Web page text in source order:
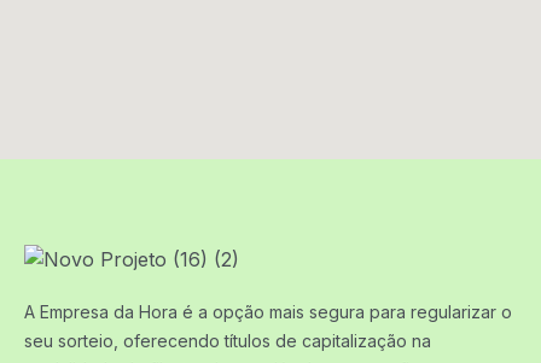
A Empresa da Hora é a opção mais segura para regularizar o
seu sorteio, oferecendo títulos de capitalização na